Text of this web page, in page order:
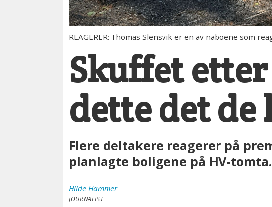
REAGERER: Thomas Slensvik er en av naboene som
Skuffet etter
dette det
Flere deltakere reagerer på
planlagte boligene på HV-tomta.
Hilde Hammer
JOURNALIST